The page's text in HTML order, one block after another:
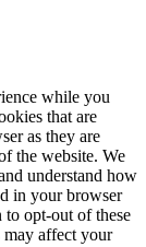
while you
that are
as they are
the website. We
understand how
in your browser
opt-out of these
may affect your